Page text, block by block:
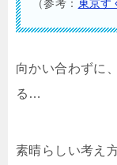
（参考： 東京す
向かい合わずに
る…
素晴らしい考え